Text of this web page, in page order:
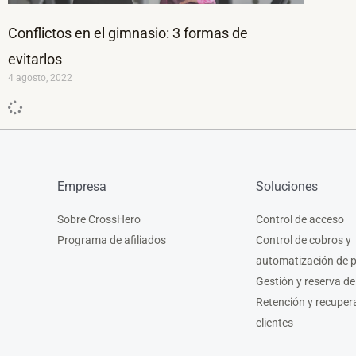
Conflictos en el gimnasio: 3 formas de
evitarlos
4 agosto, 2022
Empresa
Sobre CrossHero
Programa de afiliados
Soluciones
Control de acceso
Control de cobros y
automatización de
Gestión y reserva
Retención y
clientes